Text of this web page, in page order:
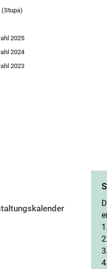
(Stupa)
2025
2024
2023